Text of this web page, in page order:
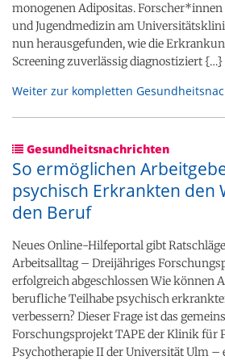
monogenen Adipositas.
und Jugendmedizin am
nun herausgefunden, wie die
Screening zuverlässig diagnostiziert {…}
Weiter zur kompletten
Gesundheitsnachrichten
So ermöglichen
psychisch Erkrankten den
den Beruf
Neues Online-Hilfeportal gibt
Arbeitsalltag – Dreijähriges
erfolgreich abgeschlossen Wie können
berufliche Teilhabe psychisch
verbessern? Dieser Frage ist das
Forschungsprojekt TAPE der Klinik für
Psychotherapie II der Universität Ulm –